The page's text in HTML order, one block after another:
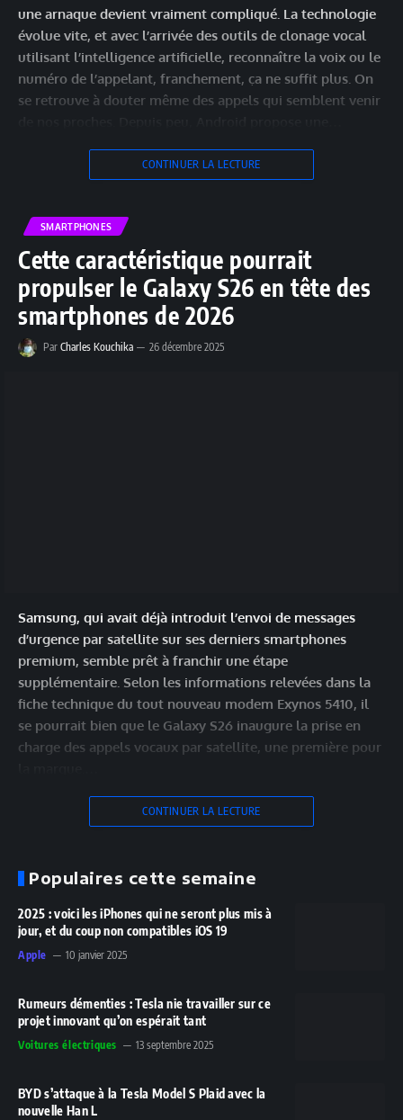
une arnaque devient vraiment compliqué. La technologie
évolue vite, et avec l’arrivée des outils de clonage vocal
utilisant l’intelligence artificielle, reconnaître la voix ou le
numéro de l’appelant, franchement, ça ne suffit plus. On
se retrouve à douter même des appels qui semblent venir
CONTINUER LA LECTURE
SMARTPHONES
Cette caractéristique pourrait
propulser le Galaxy S26 en tête des
smartphones de 2026
Par Charles Kouchika 26 décembre 2025
Samsung, qui avait déjà introduit l’envoi de messages
d’urgence par satellite sur ses derniers smartphones
premium, semble prêt à franchir une étape
supplémentaire. Selon les informations relevées dans la
fiche technique du tout nouveau modem Exynos 5410, il
se pourrait bien que le Galaxy S26 inaugure la prise en
charge des appels vocaux par satellite, une première pour
CONTINUER LA LECTURE
Populaires cette semaine
2025 : voici les iPhones qui ne seront plus mis à
jour, et du coup non compatibles iOS 19
Apple 10 janvier 2025
Rumeurs démenties : Tesla nie travailler sur ce
projet innovant qu’on espérait tant
Voitures électriques 13 septembre 2025
BYD s’attaque à la Tesla Model S Plaid avec la
nouvelle Han L